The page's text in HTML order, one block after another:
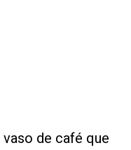
de café que